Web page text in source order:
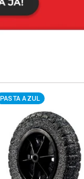
PASTA AZUL